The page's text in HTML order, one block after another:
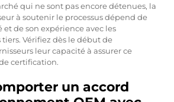
qui ne sont pas encore détenues, la
à soutenir le processus dépend de
et de son expérience avec les
tiers. Vérifiez dès le début de
leur capacité à assurer ce
certification.
un accord